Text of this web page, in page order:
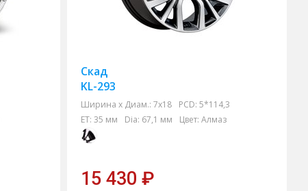
Скад
KL-293
Ширина х Диам.: 7x18 PCD: 5*114,3
ET: 35 мм Dia: 67,1 мм Цвет: Алмаз
15 430₽